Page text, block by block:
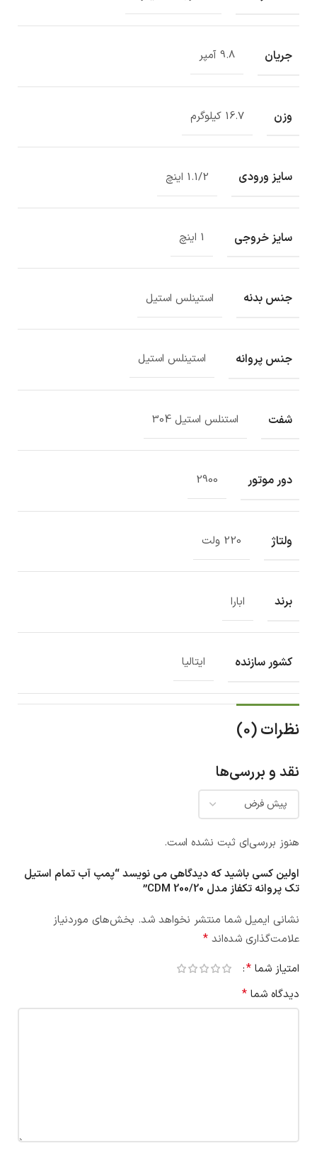
جریان 9.8 آمپر
وزن 16.7 کیلوگرم
سایز ورودی 1.1/2 اینچ
سایز خروجی 1 اینچ
جنس بدنه استینلس استیل
جنس پروانه استینلس استیل
شفت استنلس استیل 304
دور موتور 2900
ولتاژ 220 ولت
برند ابارا
کشور سازنده ایتالیا
نظرات (0)
نقد و بررسی‌ها
هنوز بررسی‌ای ثبت نشده است.
اولین کسی باشید که دیدگاهی می نویسد “پمپ آب تمام استیل
تک پروانه تکفاز مدل CDM 200/20”
نشانی ایمیل شما منتشر نخواهد شد. بخش‌های موردنیاز
علامت‌گذاری شده‌اند *
امتیاز شما *
دیدگاه شما *